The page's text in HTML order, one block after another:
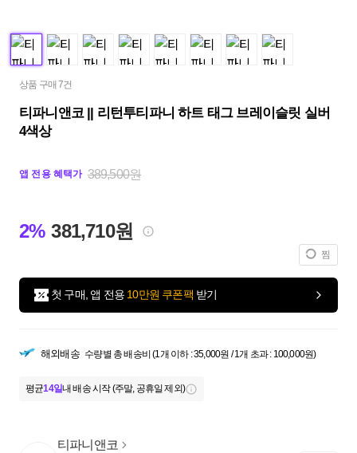
상품 구매 7건
티파니앤코 || 리턴투티파니 하트 태그 브레이슬릿 실버
4색상
앱 전용 혜택가 389,500원
2% 381,710원
찜
첫 구매, 앱 전용 10만원 쿠폰팩 받기
해외배송 수량별 총 배송비 (1개 이하 : 35,000원 / 1개 초과 : 100,000원)
평균14일내 배송 시작 (주말, 공휴일 제외)
티파니앤코